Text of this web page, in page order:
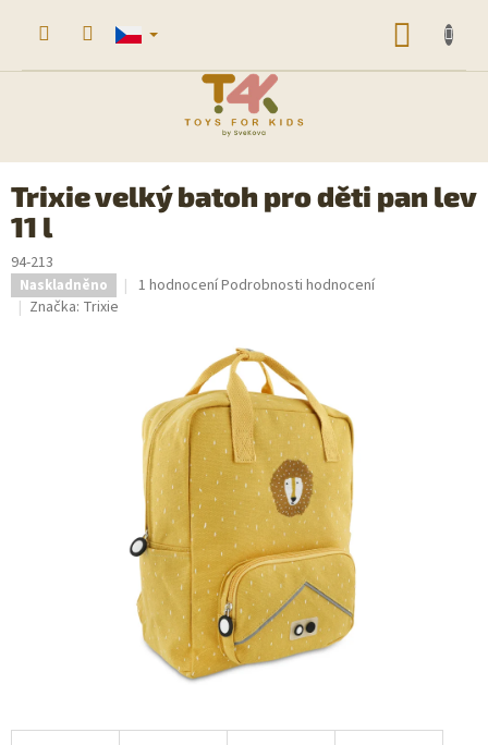
Trixie velký batoh pro děti pan lev
11 l
94-213
Naskladněno
Průměrné
hvězdiček.
1 hodnoceníPodrobnosti hodnocení
Značka: Trixie